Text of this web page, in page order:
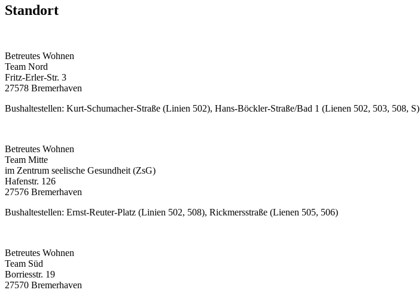
Standort
Betreutes Wohnen
Team Nord
Fritz-Erler-Str. 3
27578 Bremerhaven
Bushaltestellen: Kurt-Schumacher-Straße (Linien 502), Hans-Böckler-Straße/Bad 1 (Lienen 502, 503, 508, S)
Betreutes Wohnen
Team Mitte
im Zentrum seelische Gesundheit (ZsG)
Hafenstr. 126
27576 Bremerhaven
Bushaltestellen: Ernst-Reuter-Platz (Linien 502, 508), Rickmersstraße (Lienen 505, 506)
Betreutes Wohnen
Team Süd
Borriesstr. 19
27570 Bremerhaven